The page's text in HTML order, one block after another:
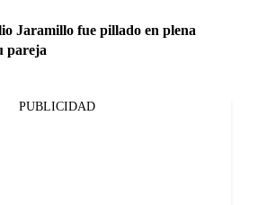
Jaramillo fue pillado en plena
pareja
PUBLICIDAD